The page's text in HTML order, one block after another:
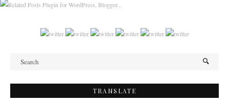
TRANSLATE